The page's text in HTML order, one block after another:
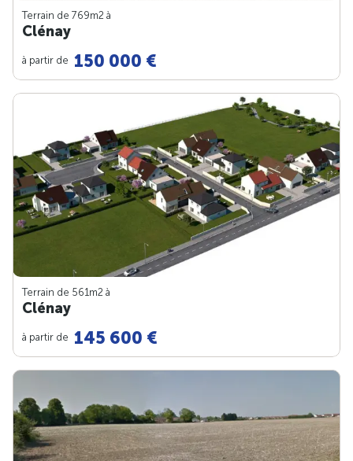
Terrain de 769m2 à
Clénay
à partir de 150 000 €
Terrain de 561m2 à
Clénay
à partir de 145 600 €